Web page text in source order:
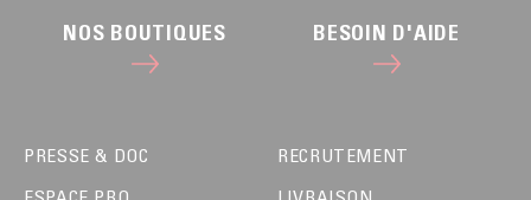
NOS BOUTIQUES BESOIN D'AIDE
PRESSE & DOC
RECRUTEMENT